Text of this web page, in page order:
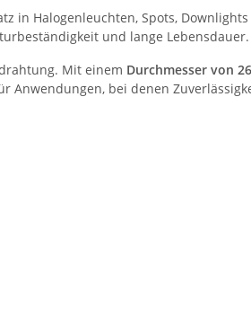
in Halogenleuchten, Spots,
und lange Lebensdauer.
Mit einem Durchmesser von
Anwendungen, bei denen